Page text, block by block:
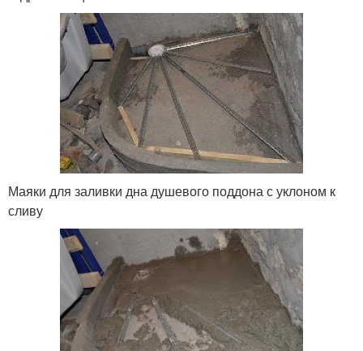
Маяки для заливки дна душевого поддона с уклоном к
сливу